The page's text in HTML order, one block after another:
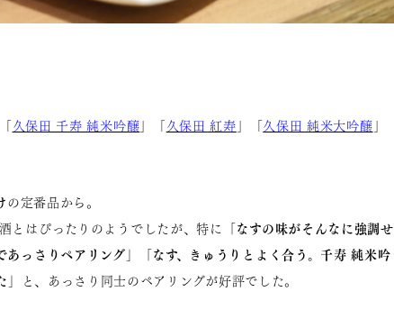
久保田 千寿 純米吟醸」「久保田 紅寿 」「久保田 純米大吟醸 」
の定番品から。
とはぴったりのようでしたが、特に
「なすの味がそんなに強調せ
っさりペアリング」「なす、きゅうりとよく合う。千寿 純米吟
と、あっさり同士のペアリングが好評でした。